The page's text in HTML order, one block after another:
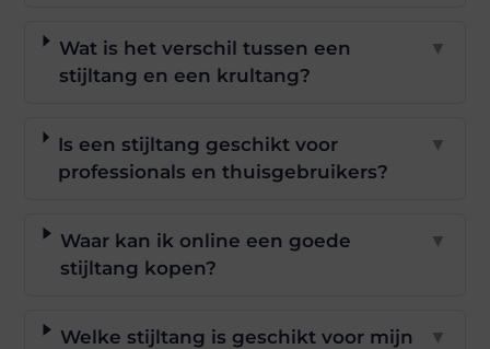
Wat is het verschil tussen een
stijltang en een krultang?
▼
Is een stijltang geschikt voor
professionals en thuisgebruikers?
▼
Waar kan ik online een goede
stijltang kopen?
▼
Welke stijltang is geschikt voor mijn
▼